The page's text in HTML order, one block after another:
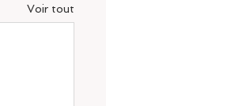
Voir tout